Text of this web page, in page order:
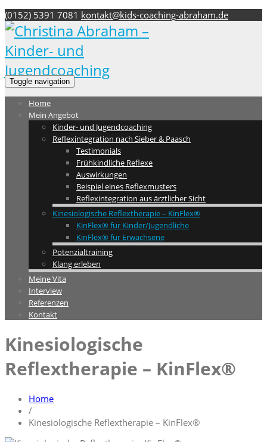
(0152) 5391 7081 kontakt@kids-coaching-abraham.de
Toggle navigation
Home
Mein Angebot
Kinder- und Jugendcoaching
Reflexintegration nach Sieber & Paasch
Testimonials
Frühkindliche Reflexe
Auswirkungen
Beispiel eines Reflexmusters
Reflexintegration aus ärztlicher Sicht
Kinesiologische Reflextherapie – KinFlex®
KinFlex® für Kinder/Jugendliche
KinFlex® für Erwachsene
Potenzialtraining
Klang erleben
Meine Vita
Interview
Referenzen
Kontakt
Kinesiologische
Reflextherapie – KinFlex®
Home
/
Kinesiologische Reflextherapie – KinFlex®